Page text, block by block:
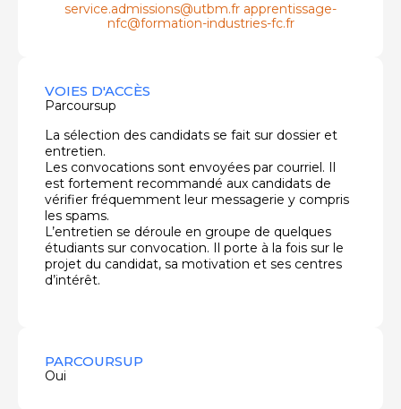
service.admissions@utbm.fr apprentissage-
nfc@formation-industries-fc.fr
VOIES D'ACCÈS
Parcoursup
La sélection des candidats se fait sur dossier et
entretien.
Les convocations sont envoyées par courriel. Il
est fortement recommandé aux candidats de
vérifier fréquemment leur messagerie y compris
les spams.
L’entretien se déroule en groupe de quelques
étudiants sur convocation. Il porte à la fois sur le
projet du candidat, sa motivation et ses centres
d’intérêt.
PARCOURSUP
Oui